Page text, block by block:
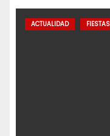
ACTUALIDAD